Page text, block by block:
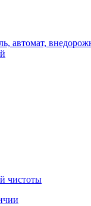
автомат,
чистоты